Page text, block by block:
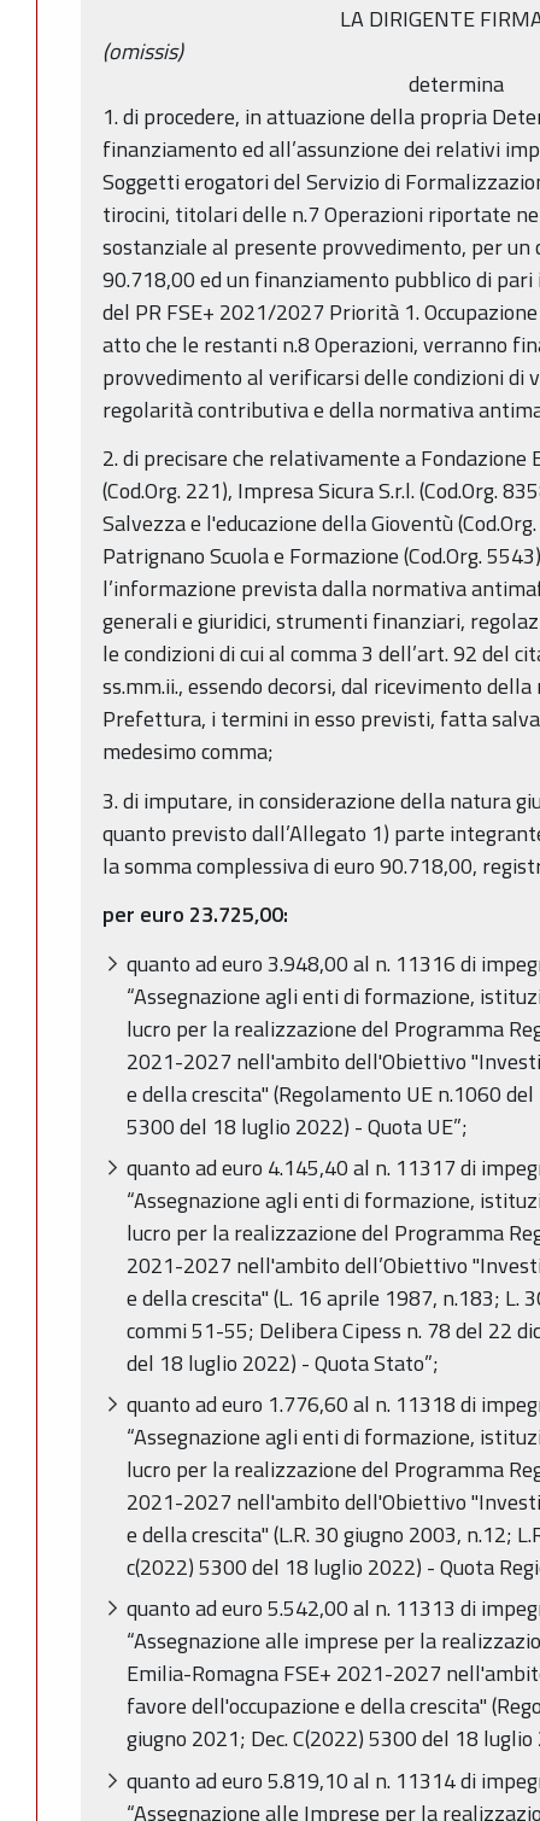
LA DIRIGENTE
(omissis)
determina
1. di procedere, in attuazione della propria
finanziamento ed all’assunzione dei relativi
Soggetti erogatori del Servizio di
tirocini, titolari delle n.7 Operazioni riportate
sostanziale al presente provvedimento, per un
90.718,00 ed un finanziamento pubblico di
del PR FSE+ 2021/2027 Priorità 1.
atto che le restanti n.8 Operazioni, verranno
provvedimento al verificarsi delle condizioni di
regolarità contributiva e della normativa
2. di precisare che relativamente a Fondazione
(Cod.Org. 221), Impresa Sicura S.r.l. (Cod.Org.
Salvezza e l'educazione della Gioventù
Patrignano Scuola e Formazione (Cod.Org.
l’informazione prevista dalla normativa
generali e giuridici, strumenti finanziari,
le condizioni di cui al comma 3 dell’art. 92 del
ss.mm.ii., essendo decorsi, dal ricevimento
Prefettura, i termini in esso previsti, fatta
medesimo comma;
3. di imputare, in considerazione della natura
quanto previsto dall’Allegato 1) parte
la somma complessiva di euro 90.718,00,
per euro 23.725,00:
quanto ad euro 3.948,00 al n. 11316 di
“Assegnazione agli enti di formazione,
lucro per la realizzazione del Programma
2021-2027 nell'ambito dell'Obiettivo
e della crescita" (Regolamento UE n.1060
5300 del 18 luglio 2022) - Quota UE”;
quanto ad euro 4.145,40 al n. 11317 di
“Assegnazione agli enti di formazione,
lucro per la realizzazione del Programma
2021-2027 nell'ambito dell’Obiettivo
e della crescita" (L. 16 aprile 1987, n.183; L.
commi 51-55; Delibera Cipess n. 78 del 22
del 18 luglio 2022) - Quota Stato”;
quanto ad euro 1.776,60 al n. 11318 di
“Assegnazione agli enti di formazione,
lucro per la realizzazione del Programma
2021-2027 nell'ambito dell'Obiettivo
e della crescita" (L.R. 30 giugno 2003, n.12;
c(2022) 5300 del 18 luglio 2022) - Quota
quanto ad euro 5.542,00 al n. 11313 di
“Assegnazione alle imprese per la
Emilia-Romagna FSE+ 2021-2027
favore dell'occupazione e della crescita"
giugno 2021; Dec. C(2022) 5300 del 18
quanto ad euro 5.819,10 al n. 11314 di
“Assegnazione alle Imprese per la